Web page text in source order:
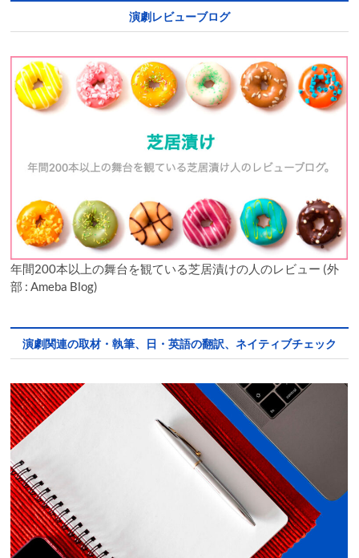
演劇レビューブログ
年間200本以上の舞台を観ている芝居漬けの人のレビュー (外
部 : Ameba Blog)
演劇関連の取材・執筆、日・英語の翻訳、ネイティブチェック